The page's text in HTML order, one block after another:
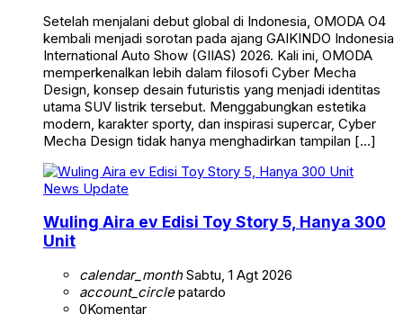
Setelah menjalani debut global di Indonesia, OMODA O4
kembali menjadi sorotan pada ajang GAIKINDO Indonesia
International Auto Show (GIIAS) 2026. Kali ini, OMODA
memperkenalkan lebih dalam filosofi Cyber Mecha
Design, konsep desain futuristis yang menjadi identitas
utama SUV listrik tersebut. Menggabungkan estetika
modern, karakter sporty, dan inspirasi supercar, Cyber
Mecha Design tidak hanya menghadirkan tampilan […]
News Update
Wuling Aira ev Edisi Toy Story 5, Hanya 300
Unit
calendar_monthSabtu, 1 Agt 2026
account_circlepatardo
0Komentar